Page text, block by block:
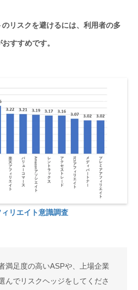
リスクを避けるには、利用者の多
すすめです。
ィリエイト意識調査
満足度の高いASPや、上場企業
んでリスクヘッジをしてくださ